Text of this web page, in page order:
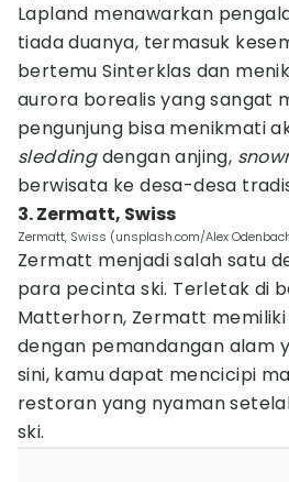
Lapland menawarkan
tiada duanya, termasuk
bertemu Sinterklas dan
aurora borealis yang sangat
pengunjung bisa menikmati
sleddingdengan anjing,
berwisata ke desa-desa
3. Zermatt, Swiss
Zermatt, Swiss (unsplash.com/Alex
Zermatt menjadi salah satu
para pecinta ski. Terletak di
Matterhorn, Zermatt memiliki
dengan pemandangan alam
sini, kamu dapat mencicipi
restoran yang nyaman
ski.